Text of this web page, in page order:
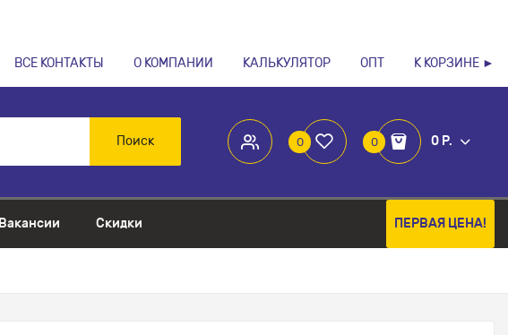
ВСЕ КОНТАКТЫ О КОМПАНИИ КАЛЬКУЛЯТОР ОПТ К КОРЗИНЕ ►
0 0 0 Р.
Поиск
Вакансии Скидки ПЕРВАЯ ЦЕНА!